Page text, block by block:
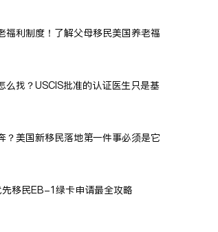
福利制度！了解父母移民美国养老福
么找？USCIS批准的认证医生只是基
？美国新移民落地第一件事必须是它
移民EB-1绿卡申请最全攻略